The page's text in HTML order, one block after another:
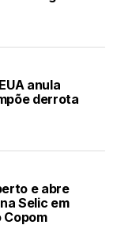
anula
derrota
e abre
Selic em
Copom